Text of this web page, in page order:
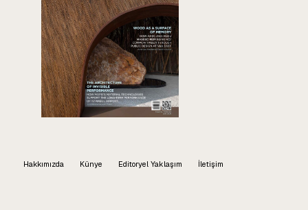
Hakkımızda Künye Editoryel Yaklaşım İletişim